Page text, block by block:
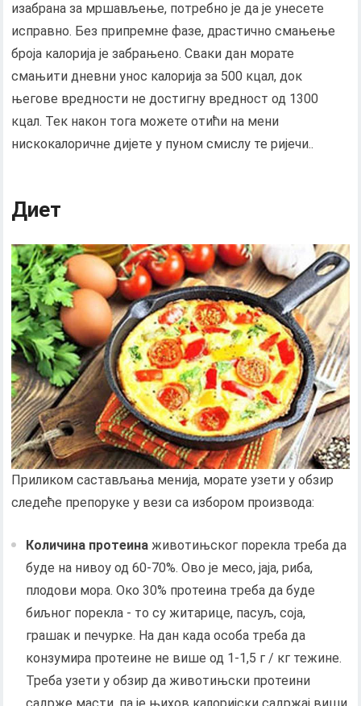
изабрана за мршављење, потребно је да је унесете
исправно. Без припремне фазе, драстично смањење
броја калорија је забрањено. Сваки дан морате
смањити дневни унос калорија за 500 кцал, док
његове вредности не достигну вредност од 1300
кцал. Тек након тога можете отићи на мени
нискокалоричне дијете у пуном смислу те ријечи..
Диет
Приликом састављања менија, морате узети у обзир
следеће препоруке у вези са избором производа:
Количина протеина животињског порекла треба да
буде на нивоу од 60-70%. Ово је месо, јаја, риба,
плодови мора. Око 30% протеина треба да буде
биљног порекла - то су житарице, пасуљ, соја,
грашак и печурке. На дан када особа треба да
конзумира протеине не више од 1-1,5 г / кг тежине.
Треба узети у обзир да животињски протеини